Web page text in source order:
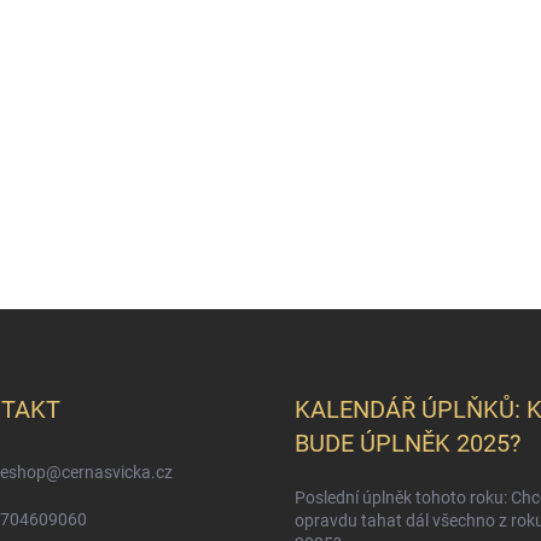
eshop@cernasvicka.cz
704609060
KALENDÁŘ ÚPLŇKŮ:
BUDE ÚPLNĚK 2025?
Poslední úplněk tohoto roku:
opravdu tahat dál všechno z